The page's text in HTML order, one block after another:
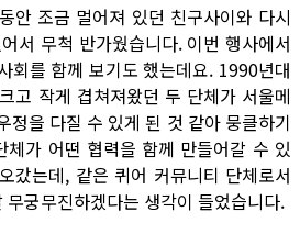
안 조금 멀어져 있던 친구사이와 다시
서 무척 반가웠습니다. 이번 행사에서
회를 함께 보기도 했는데요. 1990년대
고 작게 겹쳐져왔던 두 단체가 서울메
정을 다질 수 있게 된 것 같아 뭉클하기
체가 어떤 협력을 함께 만들어갈 수 있
갔는데, 같은 퀴어 커뮤니티 단체로서
궁무진하겠다는 생각이 들었습니다.